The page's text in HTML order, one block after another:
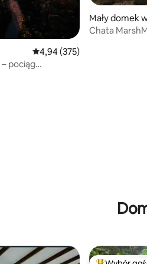
Średnia ocena: 4,94 na 5,
4,94 (375)
pociąg
Mały domek
Chata